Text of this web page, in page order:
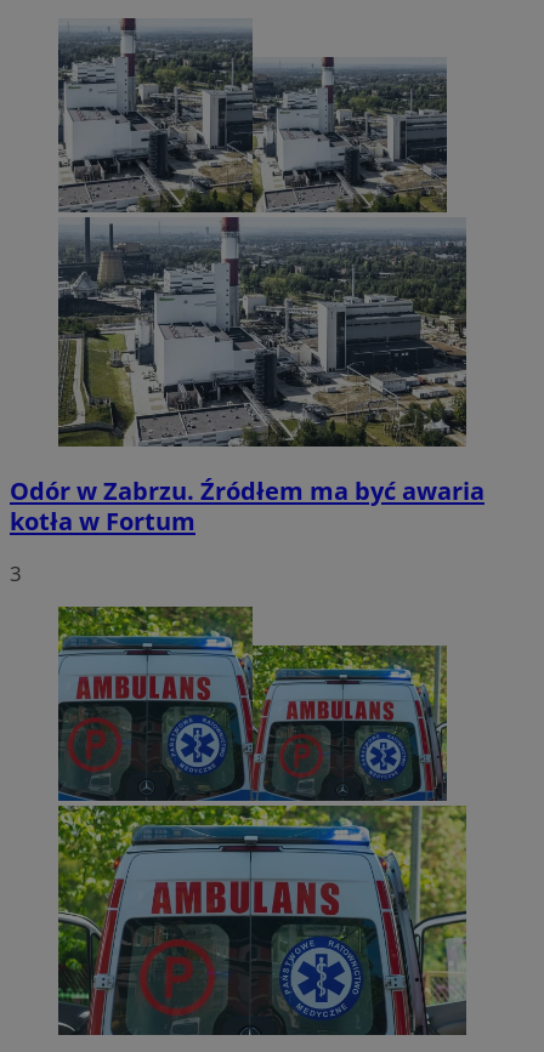
Odór w Zabrzu. Źródłem ma być awaria
kotła w Fortum
3